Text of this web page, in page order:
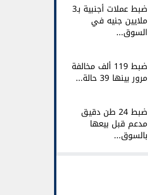
ضبط عملات أجنبية بـ3
ملايين جنيه في
السوق...
ضبط 119 ألف مخالفة
مرور بينها 39 حالة...
ضبط 24 طن دقيق
مدعم قبل بيعها
بالسوق...